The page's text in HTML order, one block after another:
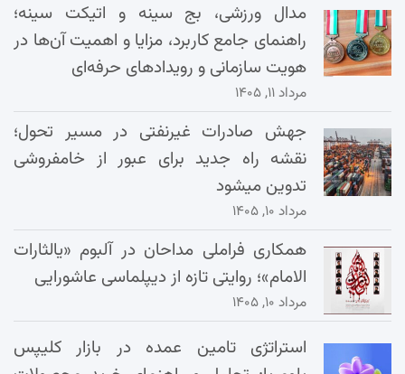
مدال ورزشی، بج سینه و اتیکت سینه؛
راهنمای جامع کاربرد، مزایا و اهمیت آن‌ها در
هویت سازمانی و رویدادهای حرفه‌ای
مرداد ۱۱, ۱۴۰۵
جهش صادرات غیرنفتی در مسیر تحول؛
نقشه راه جدید برای عبور از خامفروشی
تدوین میشود
مرداد ۱۰, ۱۴۰۵
همکاری فراملی مداحان در آلبوم «یالثارات
الامام»؛ روایتی تازه از دیپلماسی عاشورایی
مرداد ۱۰, ۱۴۰۵
استراتژی تامین عمده در بازار کلیپس